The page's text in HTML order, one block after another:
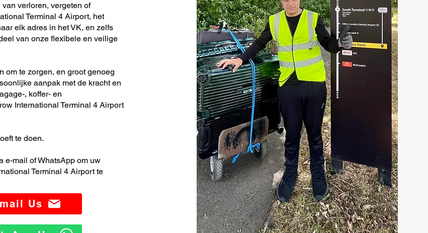
verloren, vergeten of
Terminal 4 Airport, het
elk adres in het VK, en zelfs
van onze flexibele en veilige
om te zorgen, en groot genoeg
aanpak met de kracht en
, koffer- en
International Terminal 4 Airport
te doen.
e-mail of WhatsApp om uw
Terminal 4 Airport te
Us